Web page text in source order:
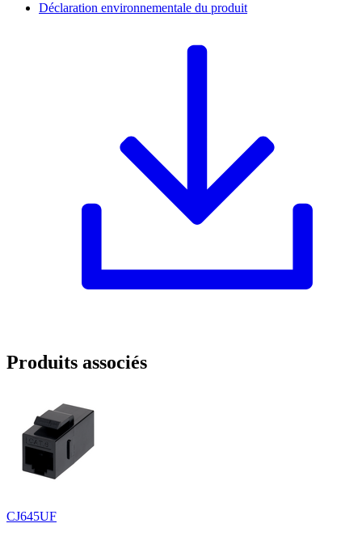
Déclaration environnementale du produit
Produits associés
CJ645UF